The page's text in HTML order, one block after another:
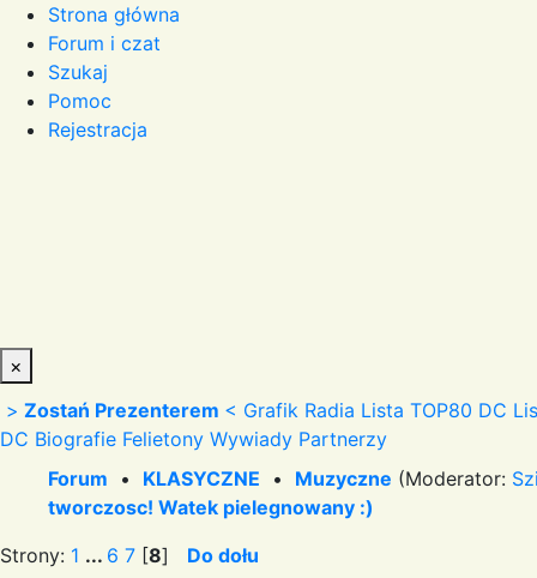
Strona główna
Forum i czat
Szukaj
Pomoc
Rejestracja
×
> Zostań Prezenterem < Grafik Radia Lista TOP80 DC
DC Biografie Felietony Wywiady Partnerzy
Forum • KLASYCZNE • Muzyczne (Moderator:
tworczosc! Watek pielegnowany :)
Strony: 1 ... 6 7 [8] Do dołu